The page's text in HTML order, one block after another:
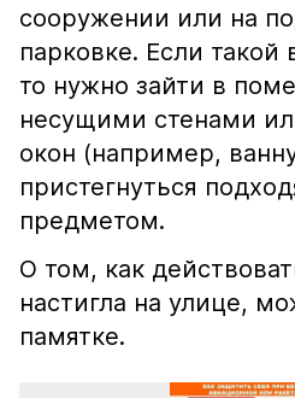
сооружении или на
парковке. Если
то нужно зайти в
несущими стенами
окон (например,
пристегнуться
предметом.
О том, как
настигла на улице,
памятке.